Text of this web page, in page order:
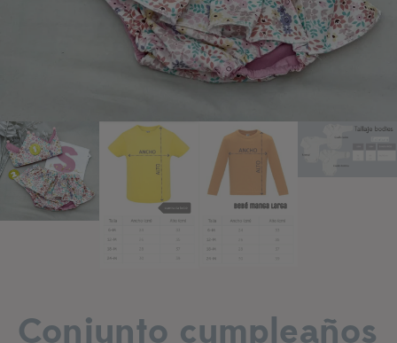
Añadir a lista de deseos
Conjunto cumpleaños